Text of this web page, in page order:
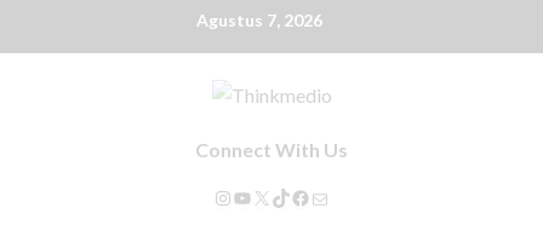
Agustus 7, 2026
Connect With Us